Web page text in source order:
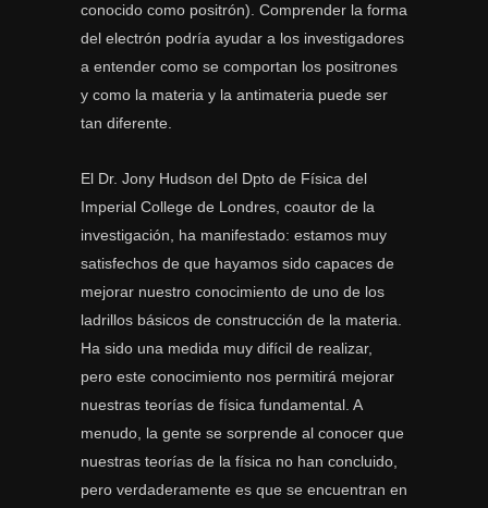
conocido como positrón). Comprender la forma
del electrón podría ayudar a los investigadores
a entender como se comportan los positrones
y como la materia y la antimateria puede ser
tan diferente.
El Dr. Jony Hudson del Dpto de Física del
Imperial College de Londres, coautor de la
investigación, ha manifestado: estamos muy
satisfechos de que hayamos sido capaces de
mejorar nuestro conocimiento de uno de los
ladrillos básicos de construcción de la materia.
Ha sido una medida muy difícil de realizar,
pero este conocimiento nos permitirá mejorar
nuestras teorías de física fundamental. A
menudo, la gente se sorprende al conocer que
nuestras teorías de la física no han concluido,
pero verdaderamente es que se encuentran en